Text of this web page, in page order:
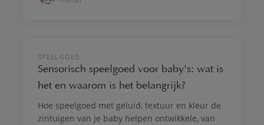
SPEELGOED
Sensorisch speelgoed voor baby's: wat is
het en waarom is het belangrijk?
Hoe speelgoed met geluid, textuur en kleur de
zintuigen van je baby helpen ontwikkele, van